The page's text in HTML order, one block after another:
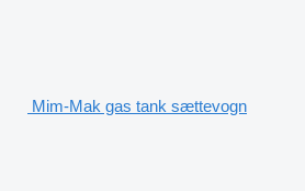
Mim-Mak gas tank sættevogn